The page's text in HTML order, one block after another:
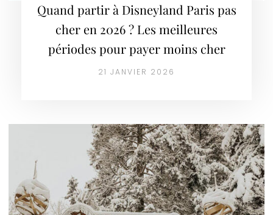
Quand partir à Disneyland Paris pas
cher en 2026 ? Les meilleures
périodes pour payer moins cher
21 JANVIER 2026